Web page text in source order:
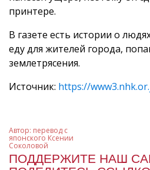
принтере.
В газете есть истории о
еду для жителей города,
землетрясения.
Источник: https://
Автор: перевод с
японского Ксении
Соколовой
ПОДДЕРЖИТЕ НАШ